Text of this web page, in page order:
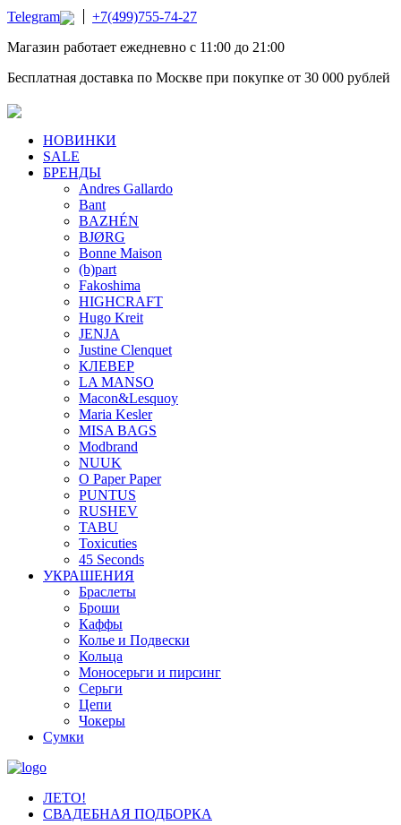
Telegram
+7(499)755-74-27
Магазин работает ежедневно с 11:00 до 21:00
Бесплатная доставка по Москве при покупке от 30 000 рублей
НОВИНКИ
SALE
БРЕНДЫ
Andres Gallardo
Bant
BAZHÉN
BJØRG
Bonne Maison
(b)part
Fakoshima
HIGHCRAFT
Hugo Kreit
JENJA
Justine Clenquet
КЛЕВЕР
LA MANSO
Macon&Lesquoy
Maria Kesler
MISA BAGS
Modbrand
NUUK
O Paper Paper
PUNTUS
RUSHEV
TABU
Toxicuties
45 Seconds
УКРАШЕНИЯ
Браслеты
Броши
Каффы
Колье и Подвески
Кольца
Моносерьги и пирсинг
Серьги
Цепи
Чокеры
Сумки
ЛЕТО!
СВАДЕБНАЯ ПОДБОРКА